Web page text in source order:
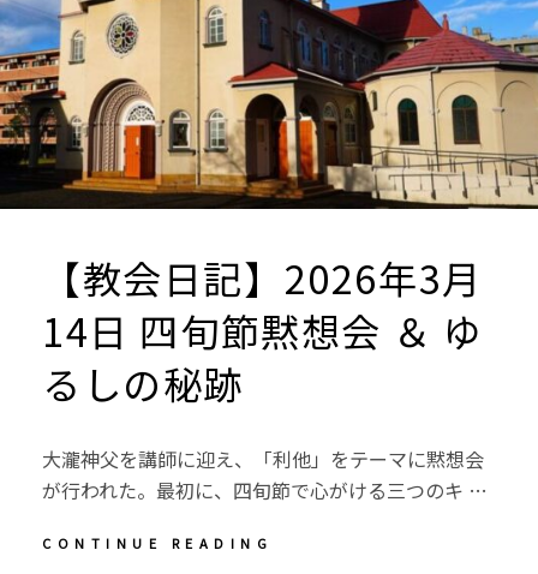
【教会日記】2026年3月
14日 四旬節黙想会 ＆ ゆ
るしの秘跡
大瀧神父を講師に迎え、「利他」をテーマに黙想会
が行われた。最初に、四旬節で心がける三つのキ …
CONTINUE READING